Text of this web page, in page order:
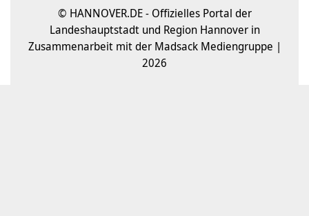
© HANNOVER.DE - Offizielles Portal der
Landeshauptstadt und Region Hannover in
Zusammenarbeit mit der Madsack Mediengruppe |
2026